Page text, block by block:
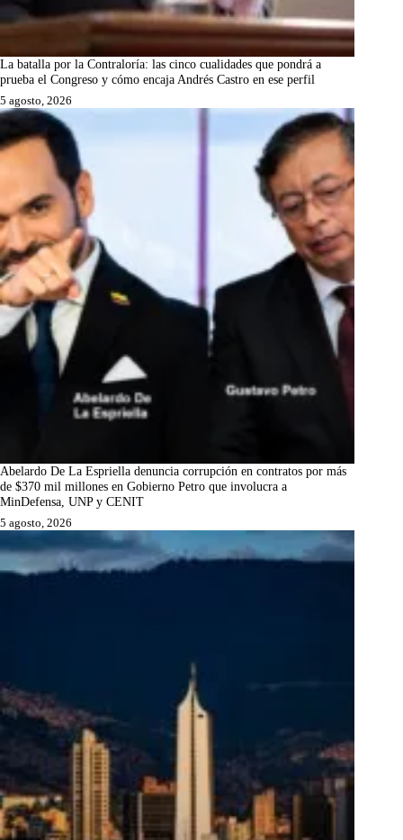
La batalla por la Contraloría: las cinco cualidades que pondrá a
prueba el Congreso y cómo encaja Andrés Castro en ese perfil
5 agosto, 2026
Abelardo De La Espriella denuncia corrupción en contratos por más
de $370 mil millones en Gobierno Petro que involucra a
MinDefensa, UNP y CENIT
5 agosto, 2026